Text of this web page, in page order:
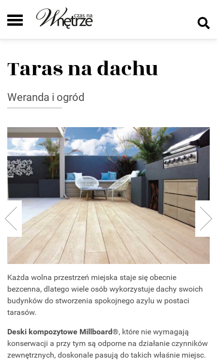
Taras na dachu
Weranda i ogród
Każda wolna przestrzeń miejska staje się obecnie
bezcenna, dlatego wiele osób wykorzystuje dachy swoich
budynków do stworzenia spokojnego azylu w postaci
tarasów.
Deski kompozytowe Millboard®, które nie wymagają
konserwacji a przy tym są odporne na działanie czynników
zewnętrznych, doskonale pasują do takich właśnie miejsc.